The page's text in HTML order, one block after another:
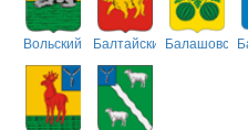
Вольский Балтайский